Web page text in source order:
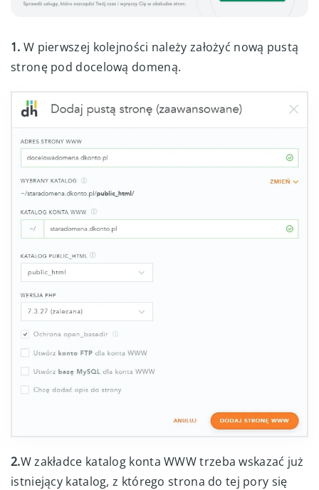
1. W pierwszej kolejności należy założyć nową pustą
stronę pod docelową domeną.
2.W zakładce katalog konta WWW trzeba wskazać już
istniejący katalog, z którego strona do tej pory się